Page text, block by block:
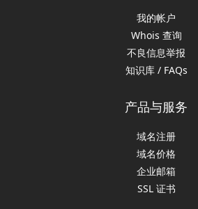
我的帐户
Whois 查询
不良信息举报
知识库 / FAQs
产品与服务
域名注册
域名价格
企业邮箱
SSL 证书